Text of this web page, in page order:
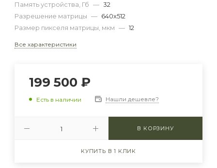
Память устройства, Гб — 32
Разрешение матрицы — 640x512
Размер пикселя матрицы, мкм — 12
Все характеристики
199 500 ₽
Есть в наличии Нашли дешевле?
В КОРЗИНУ
КУПИТЬ В 1 КЛИК